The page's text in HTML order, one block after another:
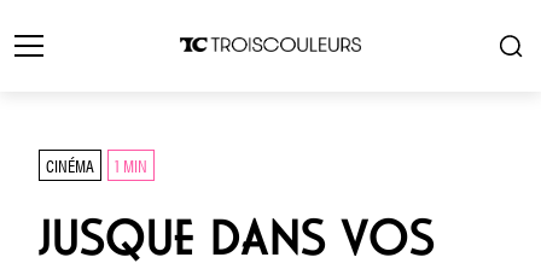
CINÉMA 1 MIN
JUSQUE DANS VOS